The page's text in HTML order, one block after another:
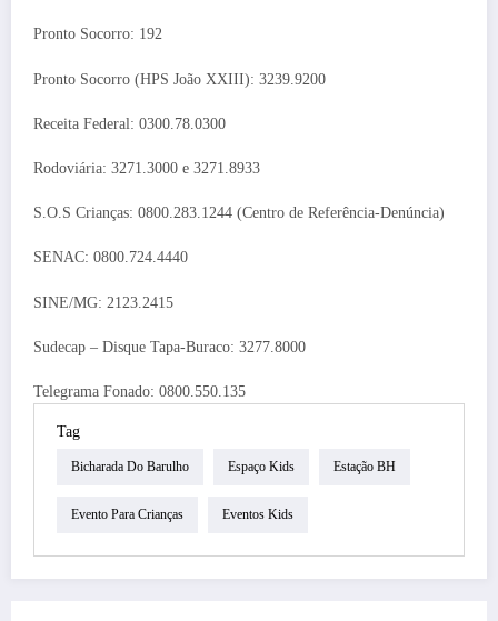
Pronto Socorro: 192
Pronto Socorro (HPS João XXIII): 3239.9200
Receita Federal: 0300.78.0300
Rodoviária: 3271.3000 e 3271.8933
S.O.S Crianças: 0800.283.1244 (Centro de Referência-Denúncia)
SENAC: 0800.724.4440
SINE/MG: 2123.2415
Sudecap – Disque Tapa-Buraco: 3277.8000
Telegrama Fonado: 0800.550.135
Tag
Bicharada Do Barulho Espaço Kids Estação BH
Evento Para Crianças Eventos Kids